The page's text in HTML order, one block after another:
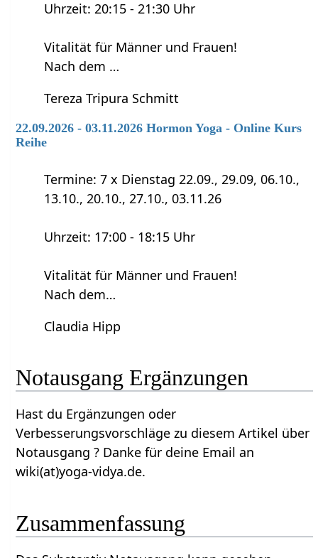
Uhrzeit: 20:15 - 21:30 Uhr
Vitalität für Männer und Frauen!
Nach dem …
Tereza Tripura Schmitt
22.09.2026 - 03.11.2026 Hormon Yoga - Online Kurs
Reihe
Termine: 7 x Dienstag 22.09., 29.09, 06.10.,
13.10., 20.10., 27.10., 03.11.26
Uhrzeit: 17:00 - 18:15 Uhr
Vitalität für Männer und Frauen!
Nach dem…
Claudia Hipp
Notausgang‏‎ Ergänzungen
Hast du Ergänzungen oder
Verbesserungsvorschläge zu diesem Artikel über
Notausgang‏‎ ? Danke für deine Email an
wiki(at)yoga-vidya.de.
Zusammenfassung